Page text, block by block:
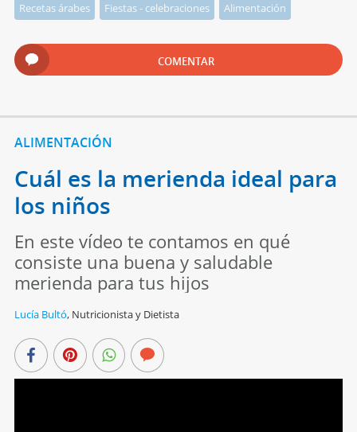
Recetas árabes Fiestas - celebraciones Alimentación
COMENTAR
ALIMENTACIÓN
Cuál es la merienda ideal para
los niños
En este vídeo te contamos en qué
consiste una buena y saludable
merienda para tus hijos
Lucía Bultó, Nutricionista y Dietista